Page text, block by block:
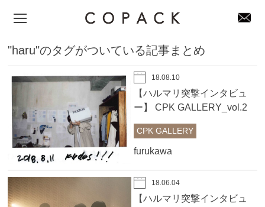
"haru"のタグがついている記事まとめ
18.08.10
【ハルマリ突撃インタビュ
ー】 CPK GALLERY_vol.2
kudos（工藤司）
CPK GALLERY
furukawa
18.06.04
【ハルマリ突撃インタビュ